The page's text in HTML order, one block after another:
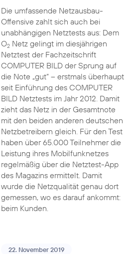
Die umfassende Netzausbau-
Offensive zahlt sich auch bei
unabhängigen Netztests aus: Dem
O2Netz gelingt im diesjährigen
Netztest der Fachzeitschrift
COMPUTER BILD der Sprung auf
die Note „gut“ – erstmals überhaupt
seit Einführung des COMPUTER
BILD Netztests im Jahr 2012. Damit
zieht das Netz in der Gesamtnote
mit den beiden anderen deutschen
Netzbetreibern gleich. Für den Test
haben über 65.000 Teilnehmer die
Leistung ihres Mobilfunknetzes
regelmäßig über die Netztest-App
des Magazins ermittelt. Damit
wurde die Netzqualität genau dort
gemessen, wo es darauf ankommt:
beim Kunden.
22. November 2019